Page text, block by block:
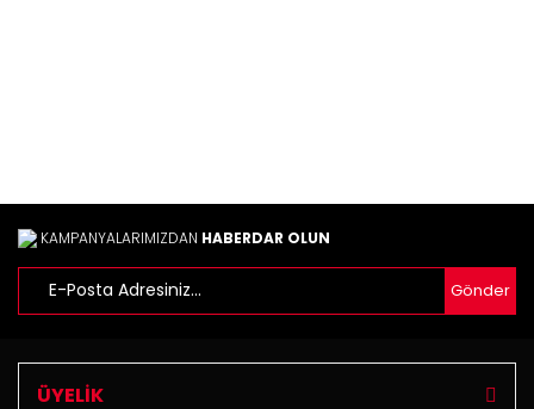
KAMPANYALARIMIZDAN HABERDAR OLUN
Gönder
ÜYELİK